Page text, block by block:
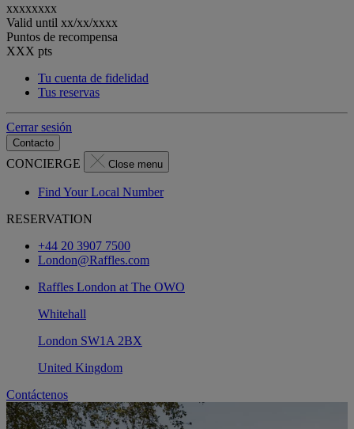
xxxxxxxx
Valid until xx/xx/xxxx
Puntos de recompensa
XXX pts
Tu cuenta de fidelidad
Tus reservas
Cerrar sesión
Contacto
CONCIERGE Close menu
Find Your Local Number
RESERVATION
+44 20 3907 7500
London@Raffles.com
Raffles London at The OWO
Whitehall
London SW1A 2BX
United Kingdom
Contáctenos